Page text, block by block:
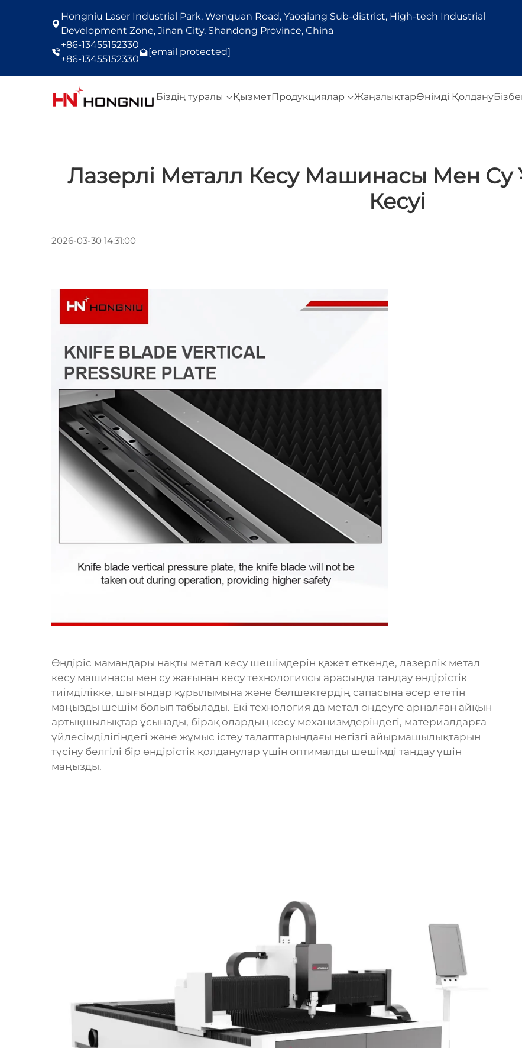
Hongniu Laser Industrial Park, Wenquan Road, Yaoqiang Sub-district, High-tech Industrial
Development Zone, Jinan City, Shandong Province, China
+86-13455152330
+86-13455152330
[email protected]
Біздің туралы ҚызметПродукциялар ЖаңалықтарӨнімді Қолдану
Лазерлі Металл Кесу Машинасы Мен
Кесуі
2026-03-30 14:31:00
Өндіріс мамандары нақты метал кесу шешімдерін қажет еткенде, лазерлік метал
кесу машинасы мен су жағынан кесу технологиясы арасында таңдау өндірістік
тиімділікке, шығындар құрылымына және бөлшектердің сапасына әсер ететін
маңызды шешім болып табылады. Екі технология да метал өңдеуге арналған айқын
артықшылықтар ұсынады, бірақ олардың кесу механизмдеріндегі, материалдарға
үйлесімділігіндегі және жұмыс істеу талаптарындағы негізгі айырмашылықтарын
түсіну белгілі бір өндірістік қолданулар үшін оптималды шешімді таңдау үшін
маңызды.